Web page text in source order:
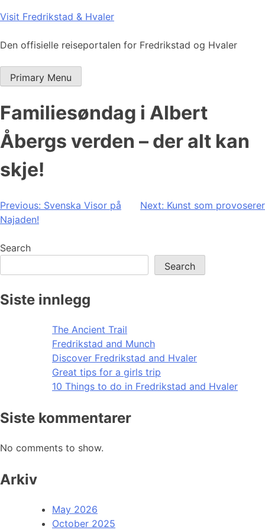
Skip
content
Visit Fredrikstad & Hvaler
Den offisielle reiseportalen for Fredrikstad og Hvaler
Primary Menu
Familiesøndag i Albert
Åbergs verden – der alt kan
skje!
Post
navigation
Previous: Svenska Visor på
Najaden!
Next: Kunst som provoserer
Search
Search
Siste innlegg
The Ancient Trail
Fredrikstad and Munch
Discover Fredrikstad and Hvaler
Great tips for a girls trip
10 Things to do in Fredrikstad and Hvaler
Siste kommentarer
No comments to show.
Arkiv
May 2026
October 2025